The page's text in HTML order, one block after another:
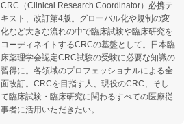
CRC（Clinical Research Coordinator）必携テ
キスト、改訂第4版。グローバル化や規制の変
化など大きな流れの中で臨床試験や臨床研究を
コーディネイトするCRCの基盤として。日本臨
床薬理学会認定CRC試験の受験に必要な知識の
習得に。各領域のプロフェッショナルによる全
面改訂。CRCを目指す人、現役のCRC、そし
て臨床試験・臨床研究に関わるすべての医療従
事者に活用いただきたい。